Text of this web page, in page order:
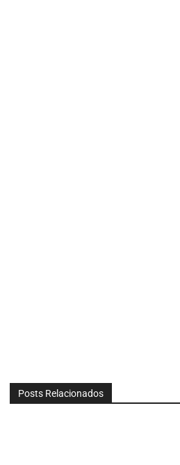
Posts Relacionados